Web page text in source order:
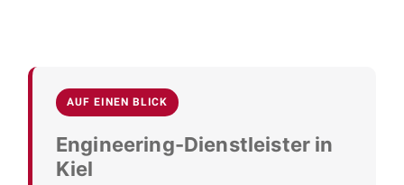
AUF EINEN BLICK
Engineering-Dienstleister in
Kiel